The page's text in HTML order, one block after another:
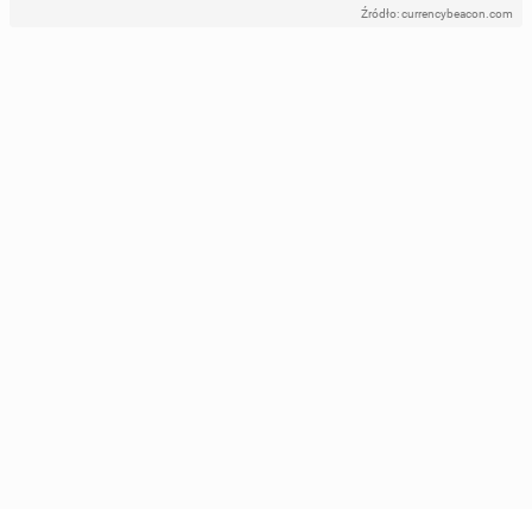
Źródło: currencybeacon.com